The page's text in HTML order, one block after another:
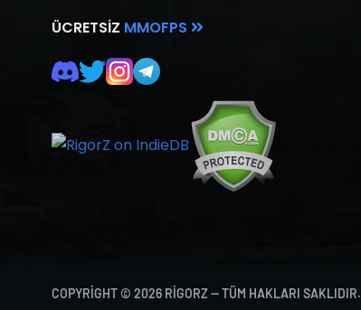
ÜCRETSIZ MMOFPS
COPYRIGHT © 2026 RIGORZ — TÜM HAKLARI SAKLIDIR.